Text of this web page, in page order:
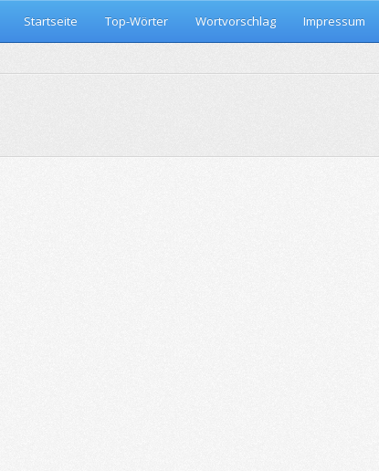
Startseite Top-Wörter Wortvorschlag Impressum